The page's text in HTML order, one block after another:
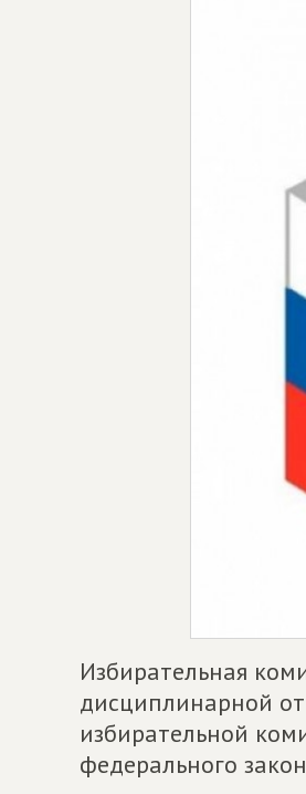
Избирательная
дисциплинарной
избирательной
федерального